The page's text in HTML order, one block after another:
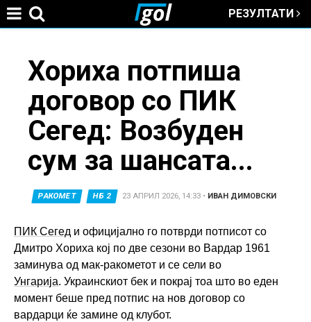
РЕЗУЛТАТИ
You
here
Хориха потпиша
договор со ПИК
Сегед: Возбуден
сум за шансата...
РАКОМЕТ НБ 2 23 АПРИЛ 2026, 14:33 • ИВАН ДИМОВСКИ
ПИК Сегед и официјално го потврди потписот со
Дмитро Хориха кој по две сезони во Вардар 1961
заминува од мак-ракометот и се сели во
Унгарија. Украинскиот бек и покрај тоа што во еден
момент беше пред потпис на нов договор со
вардарци ќе замине од клубот.